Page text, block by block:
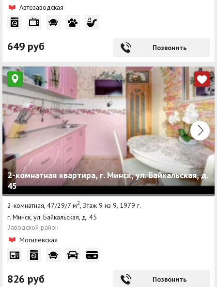
Автозаводская
649 руб Позвонить
2-комнатная квартира, г. Минск, ул. Байкальская, д.
45
2-комнатная, 47/29/7 м2, Этаж 9 из 9, 1979 г.
г. Минск, ул. Байкальская, д. 45
Заводской район
Могилевская
826 руб Позвонить